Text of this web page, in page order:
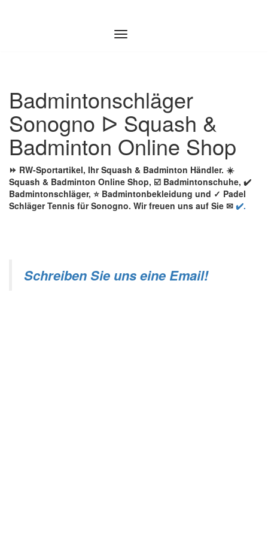
Badmintonschläger
Sonogno ᐅ Squash &
Badminton Online Shop
⏩ RW-Sportartikel, Ihr Squash & Badminton Händler. ☀️
Squash & Badminton Online Shop, ☑️ Badmintonschuhe, ✔️
Badmintonschläger, ⭐ Badmintonbekleidung und ✓ Padel
Schläger Tennis für Sonogno. Wir freuen uns auf Sie ✉ ✔️.
Schreiben Sie uns eine Email!